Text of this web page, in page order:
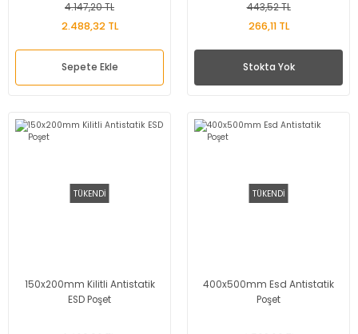
4.147,20 TL
2.488,32 TL
Sepete Ekle
443,52 TL
266,11 TL
Stokta Yok
TÜKENDİ
150x200mm Kilitli Antistatik
ESD Poşet
TÜKENDİ
400x500mm Esd Antistatik
Poşet